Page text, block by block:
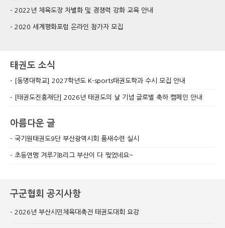
2022년 체육도장 차별화 및 경쟁력 강화 교육 안내
2020 세계평화포럼 온라인 참가자 모집
태권도 소식
[동명대학교] 2027학년도 K-sports태권도학과 수시 모집 안내
[태권도진흥재단] 2026년 태권도의 날 기념 글로벌 축하 캠페인 안내
아름다운 글
국기원태권도9단 부산광역시회 품새수련 실시
초등연맹 겨루기B리그 부산이 다 찢었네요~
구군협회 공지사항
2026년 부산시민체육대축전 태권도대회 요강